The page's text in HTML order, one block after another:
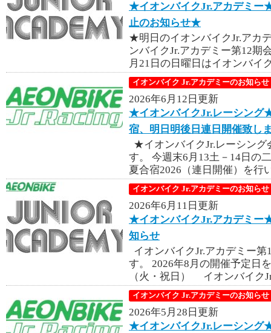
★イオンバイクJr.アカデミ
止のお知らせ★
★明日のイオンバイクJr.アカ
ンバイクJr.アカデミー第12
月21日の日曜日はイオンバ
イオンバイク Jr.アカデミーのお知らせ
2026年6月12日更新
★イオンバイクJr.レーシン
宿、明日明後日連日開催致し
★イオンバイクJr.レーシング
す。 今週末6月13土－14日の
夏合宿2026（連日開催）を
イオンバイク Jr.アカデミーのお知らせ
2026年6月11日更新
★イオンバイクJr.アカデミー
知らせ
イオンバイクJr.アカデミー
す。 2026年8月の開催予定日
（火・祝日） イオンバイ
イオンバイク Jr.アカデミーのお知らせ
2026年5月28日更新
★イオンバイクJr.レーシン